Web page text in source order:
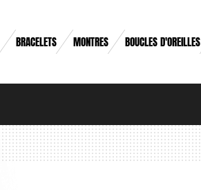
BRACELETS MONTRES BOUCLES D'OREILLES